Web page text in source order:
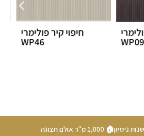
WP46
חיפוי קיר WP 22
🏠 1,000 מ"ר אולם תצוגה